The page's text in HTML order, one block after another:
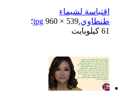
اقتباسة لشيماء
طنطاوي.jpg
960 × 539؛
61 كيلوبايت